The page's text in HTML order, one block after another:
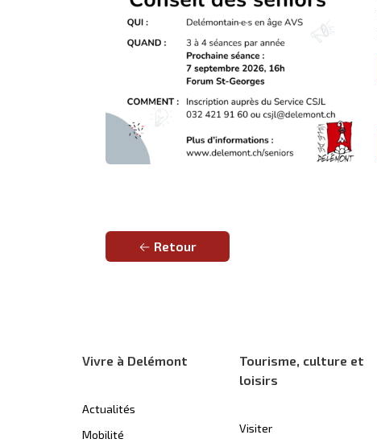
Retour
Vivre à Delémont
Actualités
Mobilité
Tourisme, culture et
loisirs
Visiter